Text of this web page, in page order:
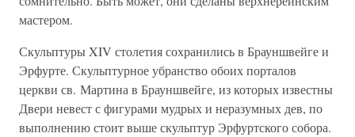
мастером.
Скульптуры XIV столетия сохранились в Брауншвейге и
Эрфурте. Скульптурное убранство обоих порталов
церкви св. Мартина в Брауншвейге, из которых известны
Двери невест с фигурами мудрых и неразумных дев, по
выполнению стоит выше скульптур Эрфуртского собора.